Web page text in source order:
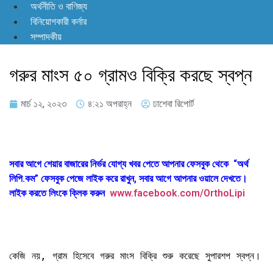
অর্থনীতি ও বাণিজ্য
বিনিয়োগকারী কর্নার
সম্পাদকীয়
গরুর মাংস ৫০ গ্রামও বিক্রি করছে স্বপ্ন
মার্চ ১২, ২০২৩ ৪:২১ অপরাহ্ন ঢাশেবা রিপোর্ট
সবার আগে শেয়ার বাজারের নির্ভর যোগ্য খবর পেতে আপনার ফেসবুক থেকে “অর্থ
লিপি.কম” ফেসবুক পেজে লাইক করে রাখুন, সবার আগে আপনার ওয়ালে দেখতে।
লাইক করতে লিংকে ক্লিক করুন www.facebook.com/OrthoLipi
কেজি নয়, গ্রাম হিসেবে গরুর মাংস বিক্রি শুরু করেছে সুপারশপ স্বপ্ন।